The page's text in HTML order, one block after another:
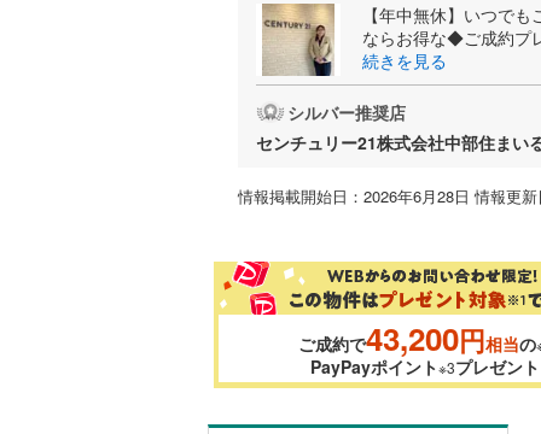
【年中無休】いつで
ならお得な◆ご成約プ
続きを見る
シルバー推奨店
センチュリー21株式会社中部住まい
情報掲載開始日：2026年6月28日 情報更
ご成約で43,200円相当の
PayPayポイント※3プレゼント